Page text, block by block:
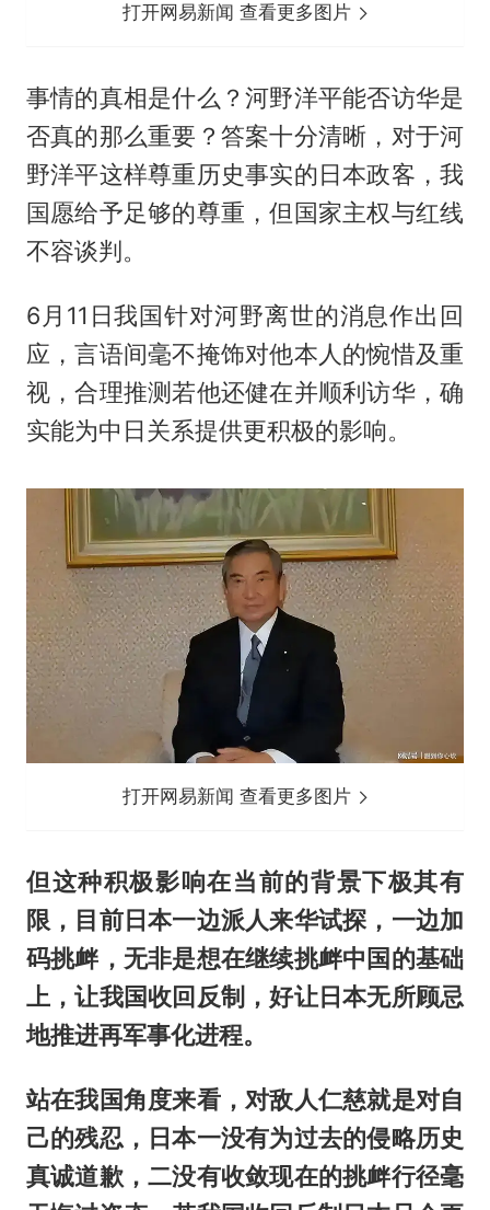
打开网易新闻 查看更多图片
事情的真相是什么？河野洋平能否访华是
否真的那么重要？答案十分清晰，对于河
野洋平这样尊重历史事实的日本政客，我
国愿给予足够的尊重，但国家主权与红线
不容谈判。
6月11日我国针对河野离世的消息作出回
应，言语间毫不掩饰对他本人的惋惜及重
视，合理推测若他还健在并顺利访华，确
实能为中日关系提供更积极的影响。
打开网易新闻 查看更多图片
但这种积极影响在当前的背景下极其有
限，目前日本一边派人来华试探，一边加
码挑衅，无非是想在继续挑衅中国的基础
上，让我国收回反制，好让日本无所顾忌
地推进再军事化进程。
站在我国角度来看，对敌人仁慈就是对自
己的残忍，日本一没有为过去的侵略历史
真诚道歉，二没有收敛现在的挑衅行径毫